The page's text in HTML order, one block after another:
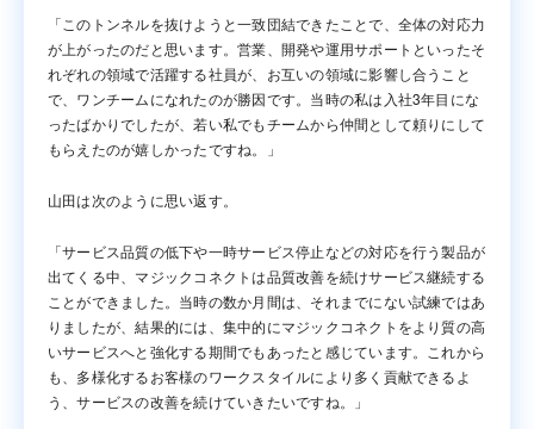
「このトンネルを抜けようと一致団結できたことで、全体の対応力
が上がったのだと思います。営業、開発や運用サポートといったそ
れぞれの領域で活躍する社員が、お互いの領域に影響し合うこと
で、ワンチームになれたのが勝因です。当時の私は入社3年目にな
ったばかりでしたが、若い私でもチームから仲間として頼りにして
もらえたのが嬉しかったですね。」
山田は次のように思い返す。
「サービス品質の低下や一時サービス停止などの対応を行う製品が
出てくる中、マジックコネクトは品質改善を続けサービス継続する
ことができました。当時の数か月間は、それまでにない試練ではあ
りましたが、結果的には、集中的にマジックコネクトをより質の高
いサービスへと強化する期間でもあったと感じています。これから
も、多様化するお客様のワークスタイルにより多く貢献できるよ
う、サービスの改善を続けていきたいですね。」